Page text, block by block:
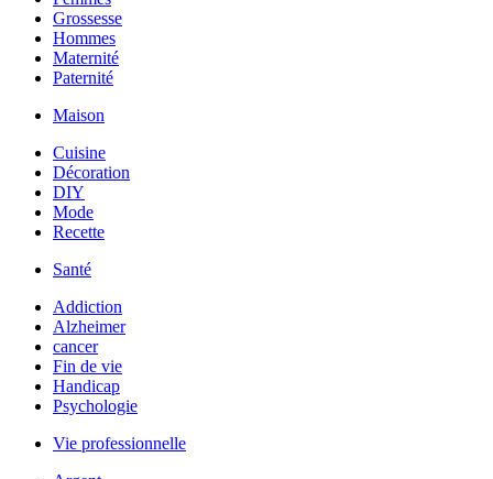
Grossesse
Hommes
Maternité
Paternité
Maison
Cuisine
Décoration
DIY
Mode
Recette
Santé
Addiction
Alzheimer
cancer
Fin de vie
Handicap
Psychologie
Vie professionnelle